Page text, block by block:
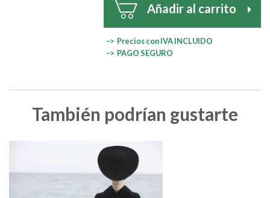
Añadir al carrito
–> Precios con IVA INCLUIDO
–> PAGO SEGURO
También podrían gustarte